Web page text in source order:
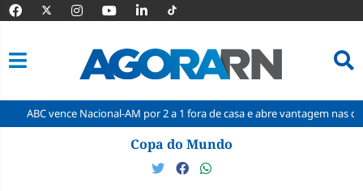
Nacional-AM por 2 a 1 fora de casa e abre vantagem nas quartas
Copa do Mundo